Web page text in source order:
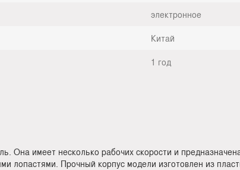
электронное
Китай
1 год
Она имеет несколько рабочих скорости и
лопастями. Прочный корпус модели изготовлен из